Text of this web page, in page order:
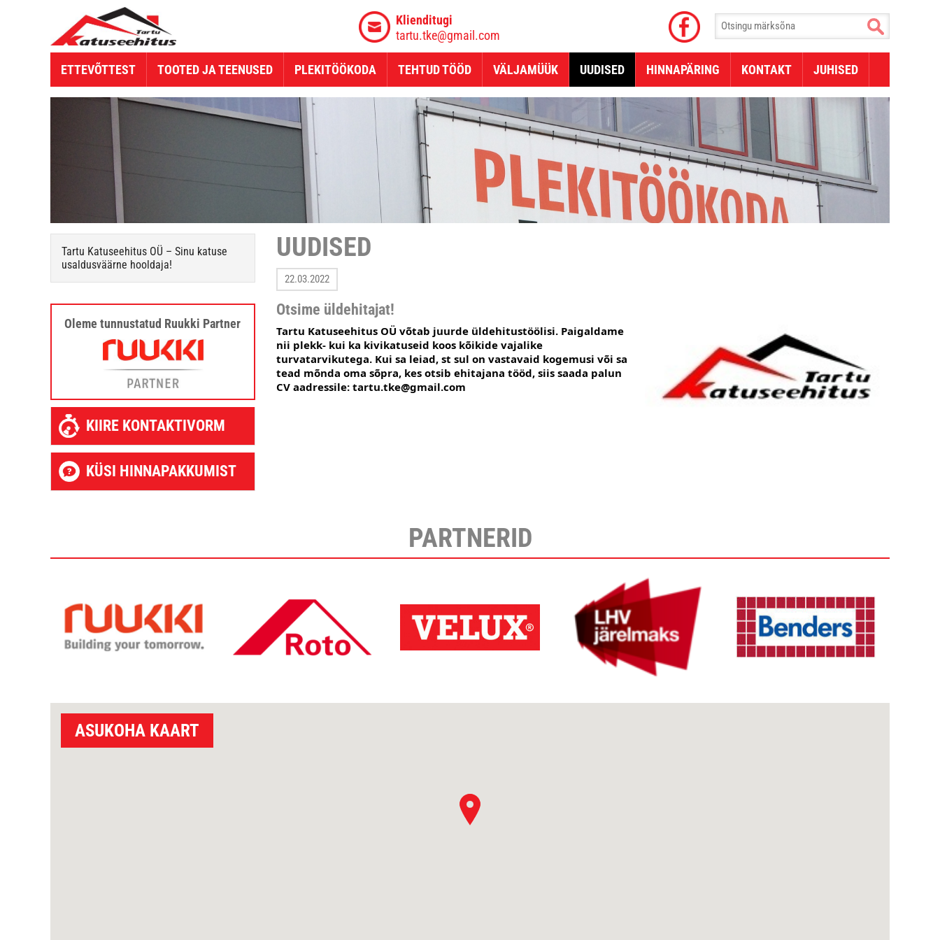
Klienditugi
tartu.tke@gmail.com
ETTEVÕTTEST TOOTED JA TEENUSED PLEKITÖÖKODA TEHTUD TÖÖD VÄLJAMÜÜK UUDISED HINNAPÄRING KONTAKT JUHISED
Tartu Katuseehitus OÜ – Sinu katuse
usaldusväärne hooldaja!
Oleme tunnustatud Ruukki Partner
KIIRE KONTAKTIVORM
KÜSI HINNAPAKKUMIST
UUDISED
22.03.2022
Otsime üldehitajat!
Tartu Katuseehitus OÜ võtab juurde üldehitustöölisi. Paigaldame
nii plekk- kui ka kivikatuseid koos kõikide vajalike
turvatarvikutega. Kui sa leiad, st sul on vastavaid kogemusi või sa
tead mõnda oma sõpra, kes otsib ehitajana tööd, siis saada palun
CV aadressile: tartu.tke@gmail.com
PARTNERID
ASUKOHA KAART